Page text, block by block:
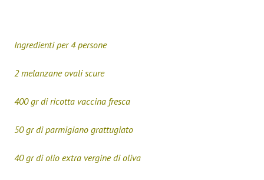
Ingredienti per 4 persone
2 melanzane ovali scure
400 gr di ricotta vaccina fresca
50 gr di parmigiano grattugiato
40 gr di olio extra vergine di oliva